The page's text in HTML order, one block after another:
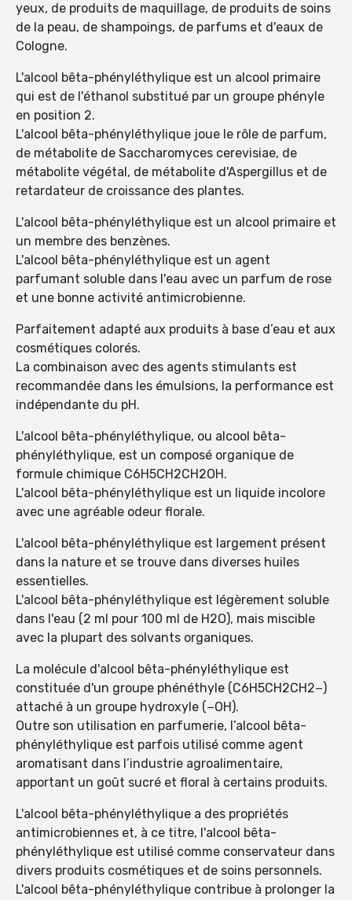
yeux, de produits de maquillage, de produits de soins
de la peau, de shampoings, de parfums et d'eaux de
Cologne.
L'alcool bêta-phényléthylique est un alcool primaire
qui est de l'éthanol substitué par un groupe phényle
en position 2.
L'alcool bêta-phényléthylique joue le rôle de parfum,
de métabolite de Saccharomyces cerevisiae, de
métabolite végétal, de métabolite d'Aspergillus et de
retardateur de croissance des plantes.
L'alcool bêta-phényléthylique est un alcool primaire et
un membre des benzènes.
L'alcool bêta-phényléthylique est un agent
parfumant soluble dans l'eau avec un parfum de rose
et une bonne activité antimicrobienne.
Parfaitement adapté aux produits à base d’eau et aux
cosmétiques colorés.
La combinaison avec des agents stimulants est
recommandée dans les émulsions, la performance est
indépendante du pH.
L'alcool bêta-phényléthylique, ou alcool bêta-
phényléthylique, est un composé organique de
formule chimique C6H5CH2CH2OH.
L'alcool bêta-phényléthylique est un liquide incolore
avec une agréable odeur florale.
L'alcool bêta-phényléthylique est largement présent
dans la nature et se trouve dans diverses huiles
essentielles.
L'alcool bêta-phényléthylique est légèrement soluble
dans l'eau (2 ml pour 100 ml de H2O), mais miscible
avec la plupart des solvants organiques.
La molécule d'alcool bêta-phényléthylique est
constituée d'un groupe phénéthyle (C6H5CH2CH2−)
attaché à un groupe hydroxyle (−OH).
Outre son utilisation en parfumerie, l’alcool bêta-
phényléthylique est parfois utilisé comme agent
aromatisant dans l’industrie agroalimentaire,
apportant un goût sucré et floral à certains produits.
L'alcool bêta-phényléthylique a des propriétés
antimicrobiennes et, à ce titre, l'alcool bêta-
phényléthylique est utilisé comme conservateur dans
divers produits cosmétiques et de soins personnels.
L'alcool bêta-phényléthylique contribue à prolonger la